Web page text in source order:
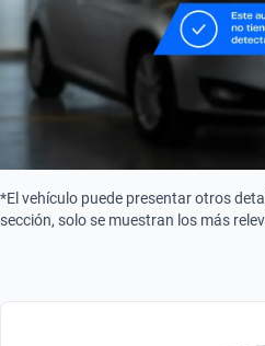
Combustión
Tipo de motor
*El vehículo puede presentar otros
sección, solo se muestran los más